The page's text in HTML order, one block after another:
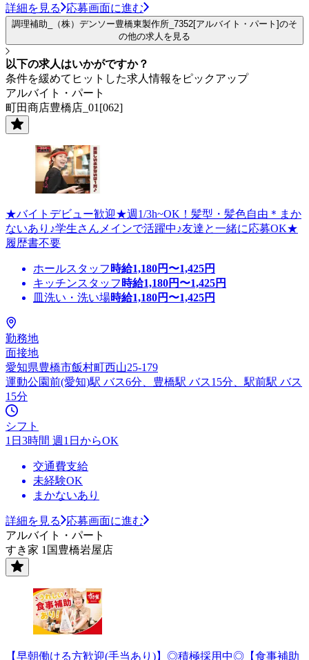
詳細を見る 応募画面に進む
調理補助_（株）デンソー豊橋東製作所_7352[アルバイト・パート]のそ
の他の求人を見る
以下の求人はいかがですか？
条件を緩めてヒットした求人情報をピックアップ
アルバイト・パート
町田商店豊橋店_01[062]
★バイトデビュー歓迎★週1/3h~OK！髪型・髪色自由＊まか
ないあり♪学生さんメインで活躍中♪友達と一緒に応募OK★
履歴書不要
ホールスタッフ 時給1,180円〜1,425円
キッチンスタッフ 時給1,180円〜1,425円
皿洗い・洗い場時給1,180円〜1,425円
勤務地
面接地
愛知県豊橋市飯村町西山25-179
運動公園前(愛知)駅 バス6分、豊橋駅 バス15分、駅前駅 バス
15分
シフト
1日3時間 週1日からOK
交通費支給
未経験OK
まかないあり
詳細を見る
応募画面に進む
アルバイト・パート
すき家 1国豊橋岩屋店
【早朝働ける方歓迎(手当あり)】◎積極採用中◎【食事補助